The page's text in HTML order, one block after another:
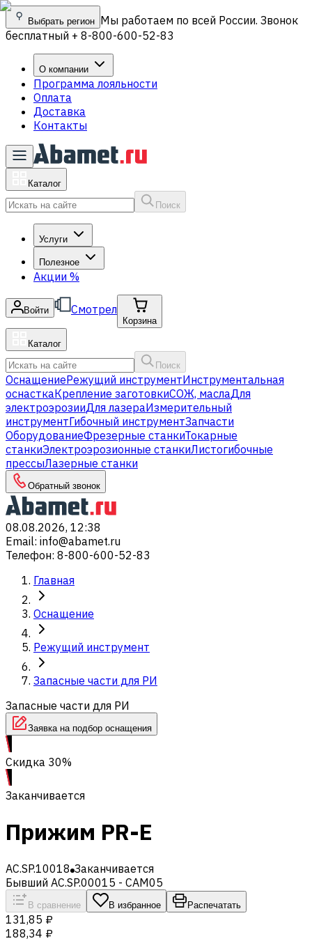
Выбрать регион Мы работаем по всей России. Звонок
бесплатный + 8-800-600-52-83
О компании
Программа лояльности
Оплата
Доставка
Контакты
Каталог
Поиск
Услуги
Полезное
Акции %
Войти Смотрел
Корзина
Каталог
Поиск
ОснащениеРежущий инструментИнструментальная
оснасткаКрепление заготовкиСОЖ, маслаДля
электроэрозииДля лазераИзмерительный
инструментГибочный инструментЗапчасти
ОборудованиеФрезерные станкиТокарные
станкиЭлектроэрозионные станкиЛистогибочные
прессыЛазерные станки
Обратный звонок
08.08.2026, 12:38
Email: info@abamet.ru
Телефон: 8-800-600-52-83
Главная
Оснащение
Режущий инструмент
Запасные части для РИ
Запасные части для РИ
Заявка на подбор оснащения
Скидка 30%
Заканчивается
Прижим PR-E
AC.SP.10018 Заканчивается
Бывший AC.SP.00015 - CAM05
В сравнение В избранное Распечатать
131,85 ₽
188,34 ₽